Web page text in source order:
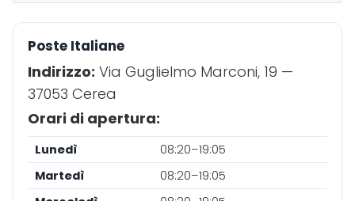
Poste Italiane
Indirizzo: Via Guglielmo Marconi, 19 —
37053 Cerea
Orari di apertura:
Lunedì
08:20–19:05
Martedì
08:20–19:05